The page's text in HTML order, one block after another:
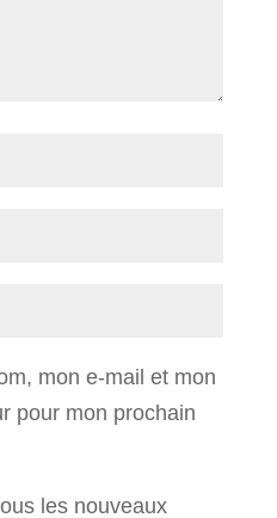
mon e-mail et mon
pour mon prochain
les nouveaux